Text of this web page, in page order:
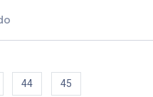
44 45